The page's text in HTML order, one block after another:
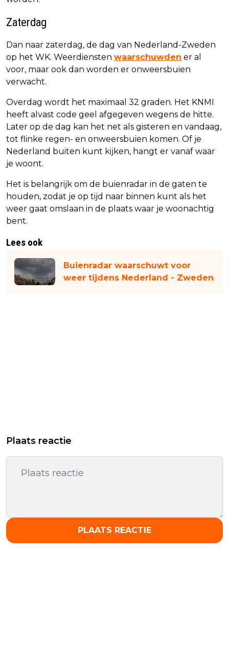
Zaterdag
Dan naar zaterdag, de dag van Nederland-Zweden
op het WK. Weerdiensten waarschuwden er al
voor, maar ook dan worden er onweersbuien
verwacht.
Overdag wordt het maximaal 32 graden. Het KNMI
heeft alvast code geel afgegeven wegens de hitte.
Later op de dag kan het net als gisteren en vandaag,
tot flinke regen- en onweersbuien komen. Of je
Nederland buiten kunt kijken, hangt er vanaf waar
je woont.
Het is belangrijk om de buienradar in de gaten te
houden, zodat je op tijd naar binnen kunt als het
weer gaat omslaan in de plaats waar je woonachtig
bent.
Lees ook
Buienradar waarschuwt voor
weer tijdens Nederland - Zweden
Plaats reactie
PLAATS REACTIE